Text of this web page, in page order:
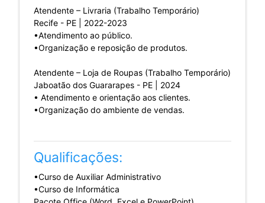
Atendente – Livraria (Trabalho Temporário)
Recife - PE | 2022-2023
•Atendimento ao público.
•Organização e reposição de produtos.
Atendente – Loja de Roupas (Trabalho Temporário)
Jaboatão dos Guararapes - PE | 2024
• Atendimento e orientação aos clientes.
•Organização do ambiente de vendas.
Qualificações:
•Curso de Auxiliar Administrativo
•Curso de Informática